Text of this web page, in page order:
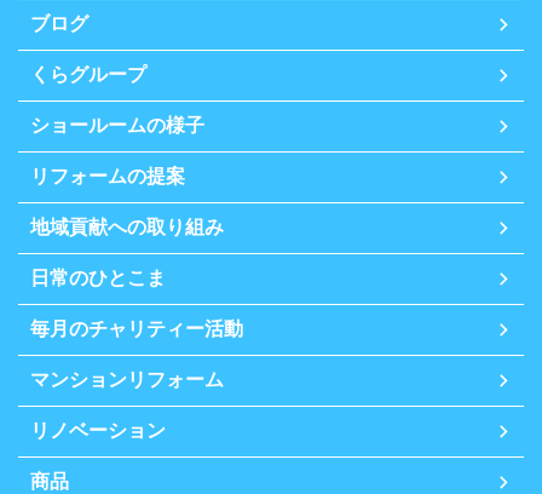
ブログ
くらグループ
ショールームの様子
リフォームの提案
地域貢献への取り組み
日常のひとこま
毎月のチャリティー活動
マンションリフォーム
リノベーション
商品